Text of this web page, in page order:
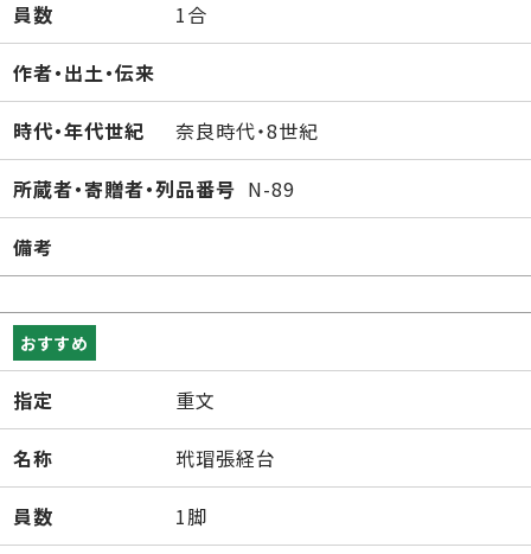
員数 1合
作者・出土・伝来
時代・年代世紀 奈良時代・8世紀
所蔵者・寄贈者・列品番号 N-89
備考
おすすめ
指定 重文
名称 玳瑁張経台
員数 1脚